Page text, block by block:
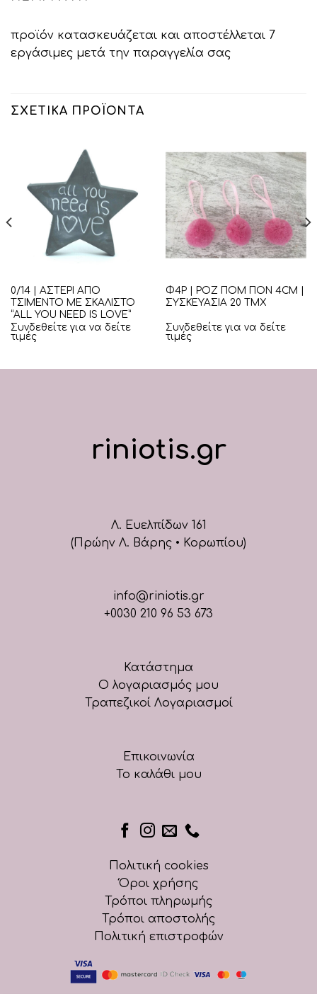
προϊόν κατασκευάζεται και αποστέλλεται 7
εργάσιμες μετά την παραγγελία σας
ΣΧΕΤΙΚΆ ΠΡΟΪΌΝΤΑ
0/14 | ΑΣΤΕΡΙ ΑΠΟ
ΤΣΙΜΕΝΤΟ ΜΕ ΣΚΑΛΙΣΤΟ
“ALL YOU NEED IS LOVE”
Συνδεθείτε για να δείτε
τιμές
Φ4Ρ | ΡΟΖ ΠΟΜ ΠΟΝ 4CM |
ΣΥΣΚΕΥΑΣΙΑ 20 ΤΜΧ
Συνδεθείτε για να δείτε
τιμές
riniotis.gr
Λ. Ευελπίδων 161
(Πρώην Λ. Βάρης • Κορωπίου)
info@riniotis.gr
+0030 210 96 53 673
Κατάστημα
Ο λογαριασμός μου
Τραπεζικοί Λογαριασμοί
Επικοινωνία
Το καλάθι μου
Πολιτική cookies
Όροι χρήσης
Τρόποι πληρωμής
Τρόποι αποστολής
Πολιτική επιστροφών